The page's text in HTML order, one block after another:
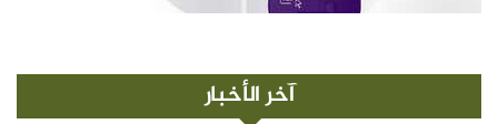
آخر الأخبار